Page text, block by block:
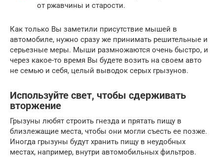
от ржавчины и старости.
Как только Вы заметили присутствие мышей в
автомобиле, нужно сразу же принимать решительные и
серьезные меры. Мыши размножаются очень быстро, и
через какое-то время Вы будете возить на своем авто
не семью и себя, целый выводок серых грызунов.
Используйте свет, чтобы сдерживать
вторжение
Грызуны любят строить гнезда и прятать пищу в
близлежащие места, чтобы они могли съесть ее позже.
Иногда грызуны будут хранить пищу в неудобных
местах, например, внутри автомобильных фильтров.